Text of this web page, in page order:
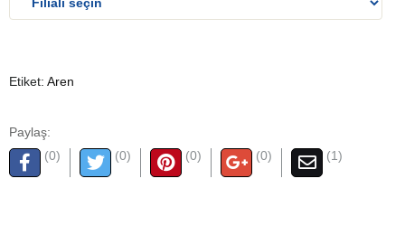
Etiket: Aren
Paylaş:
(0)
(0) (0) (0) (1)